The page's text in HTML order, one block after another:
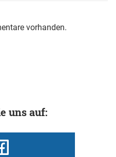
vorhanden.
uns auf: